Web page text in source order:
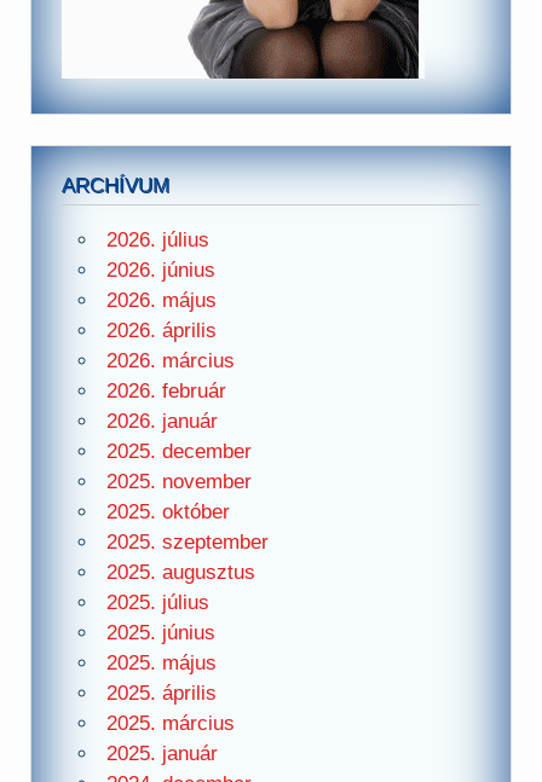
ARCHÍVUM
2026. július
2026. június
2026. május
2026. április
2026. március
2026. február
2026. január
2025. december
2025. november
2025. október
2025. szeptember
2025. augusztus
2025. július
2025. június
2025. május
2025. április
2025. március
2025. január